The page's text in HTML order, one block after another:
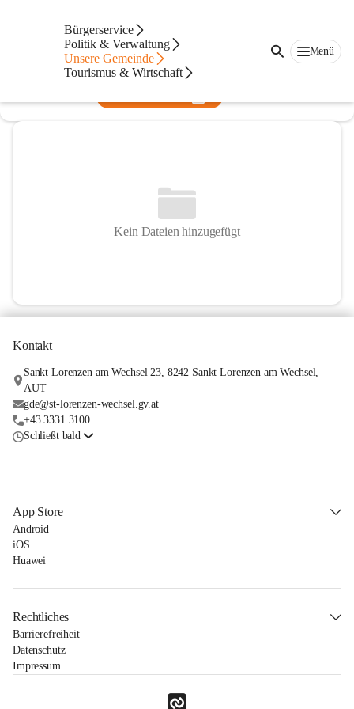
Bürgerservice
Politik & Verwaltung
Unsere Gemeinde
Tourismus & Wirtschaft
Menü
Pfarre St. Lorenzen am Wechsel
@pfarre-st-lorenzen-am-wechsel
Pfarre
Kein Dateien hinzugefügt
Kontakt
Sankt Lorenzen am Wechsel 23, 8242 Sankt Lorenzen am Wechsel,
AUT
gde@st-lorenzen-wechsel.gv.at
+43 3331 3100
Schließt bald
App Store
Android
iOS
Huawei
Rechtliches
Barrierefreiheit
Datenschutz
Impressum